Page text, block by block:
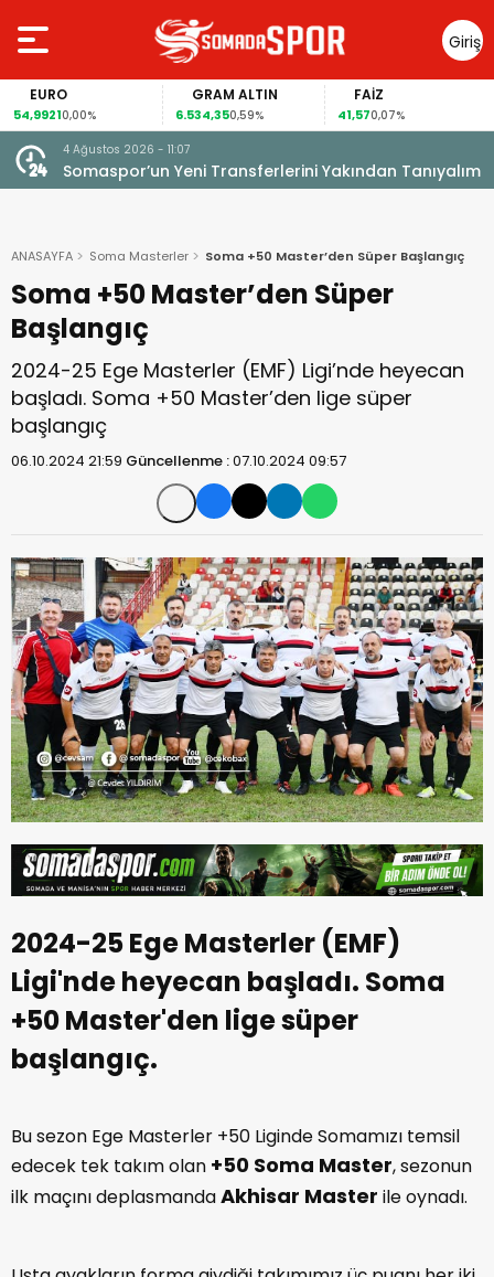
Giriş
Yap
0,00%
GRAM ALTIN
6.534,35 0,59%
FAİZ
0,07%
4 Ağustos 2026 - 11:07
Somaspor’un Yeni Transferlerini Yakından Tanıyalım
ANASAYFA Soma Masterler Soma +50 Master’den Süper Başlangıç
Soma +50 Master’den Süper
Başlangıç
2024-25 Ege Masterler (EMF) Ligi’nde heyecan
başladı. Soma +50 Master’den lige süper
başlangıç
06.10.2024 21:59 Güncellenme :07.10.2024 09:57
2024-25 Ege Masterler (EMF)
Ligi'nde heyecan başladı. Soma
+50 Master'den lige süper
başlangıç.
Bu sezon Ege Masterler +50 Liginde Somamızı temsil
edecek tek takım olan +50 Soma Master, sezonun
ilk maçını deplasmandaAkhisar Master ile oynadı.